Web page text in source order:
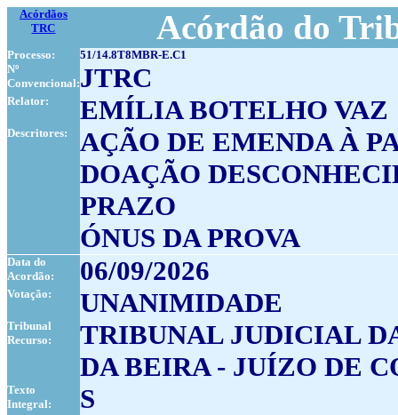
Acórdãos
TRC
Acórdão do
Processo:
51/14.8T8MBR-E.C1
Nº
Convencional:JTRC
Relator: EMÍLIA BOTELHO VAZ
Descritores:
AÇÃO DE EMENDA À
DOAÇÃO
PRAZO
ÓNUS DA PROVA
Data do
Acordão:
06/09/2026
Votação: UNANIMIDADE
Tribunal
Recurso:
TRIBUNAL JUDICIAL
DA BEIRA - JUÍZO DE
Texto
Integral:
S